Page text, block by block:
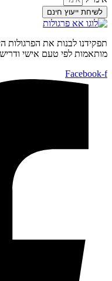
לשיחת ייעוץ חינם
תפקידנו לבנות את הפרגולות
מותאמות לפי טעם אישי ודרישת
Facebook-f